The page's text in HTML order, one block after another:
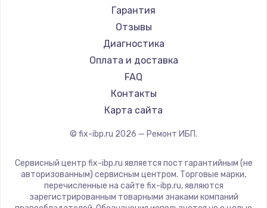
Гарантия
Отзывы
Диагностика
Оплата и доставка
FAQ
Контакты
Карта сайта
© fix-ibp.ru 2026 — Ремонт ИБП.
Сервисный центр fix-ibp.ru является пост гарантийным (не
авторизованным) сервисным центром. Торговые марки,
перечисленные на сайте fix-ibp.ru, являются
зарегистрированным товарными знаками компаний